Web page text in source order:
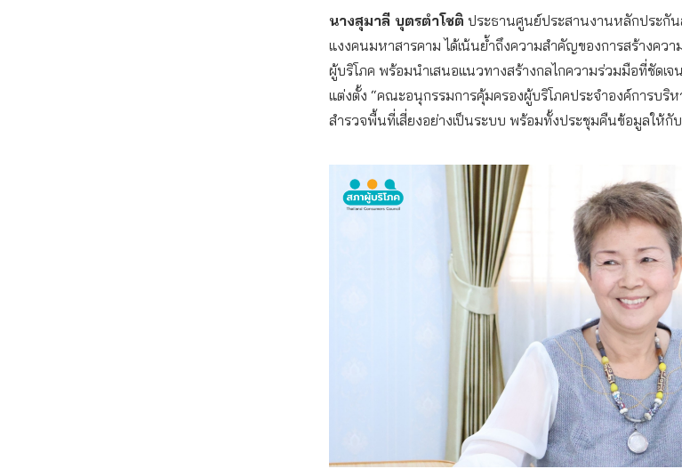
นางสุมาลี บุตรตำโชติ ประธานศูนย์ประสานงานหลักประกั
แงงคนมหาสารคาม ได้เน้นย้ำถึงความสำคัญของการสร้างควา
ผู้บริโภค พร้อมนำเสนอแนวทางสร้างกลไกความร่วมมือที่ชัดเ
แต่งตั้ง “คณะอนุกรรมการคุ้มครองผู้บริโภคประจำองค์การบริ
สำรวจพื้นที่เสี่ยงอย่างเป็นระบบ พร้อมทั้งประชุมคืนข้อมูลให้